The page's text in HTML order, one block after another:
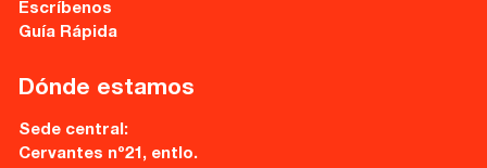
Escríbenos
Guía Rápida
Dónde estamos
Sede central:
Cervantes nº21, entlo.